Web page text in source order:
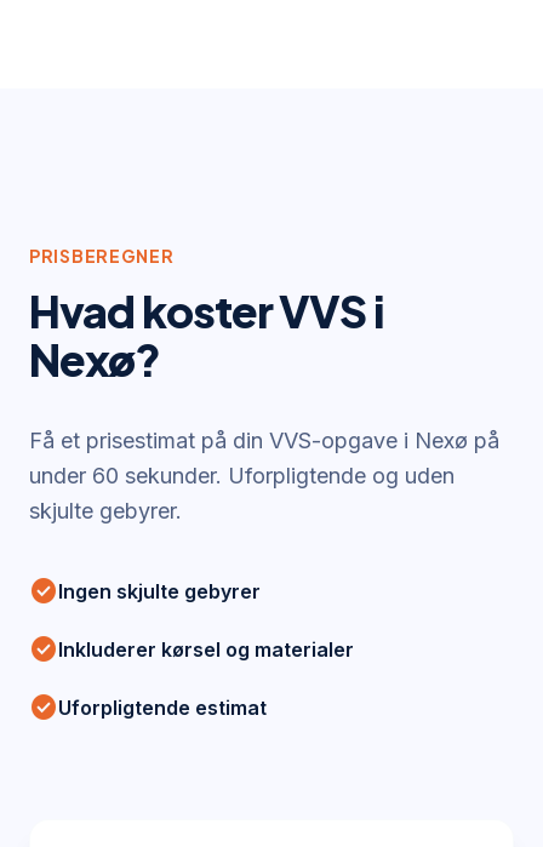
PRISBEREGNER
Hvad koster VVS i
Nexø?
Få et prisestimat på din VVS-opgave i Nexø på
under 60 sekunder. Uforpligtende og uden
skjulte gebyrer.
check_circleIngen skjulte gebyrer
check_circleInkluderer kørsel og materialer
check_circleUforpligtende estimat